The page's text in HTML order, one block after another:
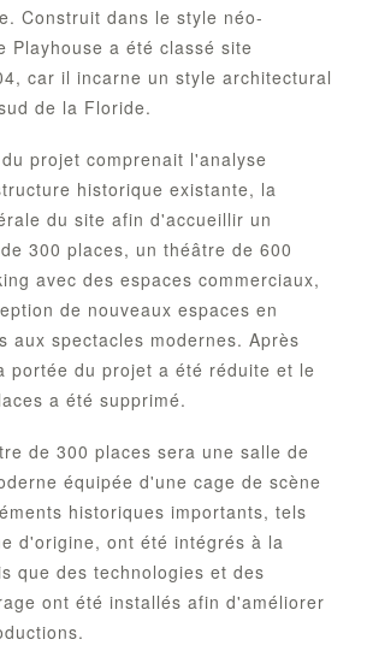
Construit dans le style néo-
Playhouse a été classé site
car il incarne un style architectural
de la Floride.
projet comprenait l'analyse
historique existante, la
du site afin d'accueillir un
300 places, un théâtre de 600
avec des espaces commerciaux,
de nouveaux espaces en
aux spectacles modernes. Après
portée du projet a été réduite et le
a été supprimé.
de 300 places sera une salle de
équipée d'une cage de scène
historiques importants, tels
d'origine, ont été intégrés à la
que des technologies et des
ont été installés afin d'améliorer